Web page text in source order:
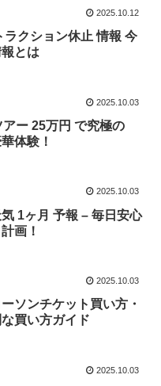
2025.10.12
ラクション休止 情報 今
とは
2025.10.03
ー 25万円 で究極の
体験！
2025.10.03
1ヶ月 予報 – 毎日安心
画！
2025.10.03
ソンチケット買い方・
買い方ガイド
2025.10.03